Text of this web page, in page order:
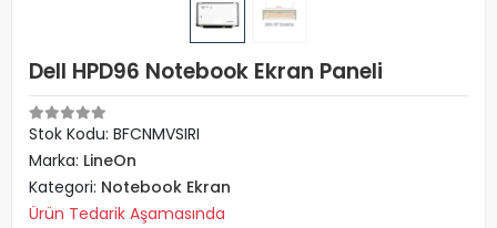
Dell HPD96 Notebook Ekran Paneli
Stok Kodu: BFCNMVSIRI
Marka: LineOn
Kategori: Notebook Ekran
Ürün Tedarik Aşamasında